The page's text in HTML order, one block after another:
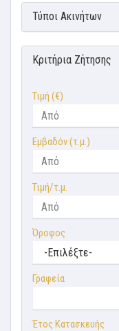
Τύποι Ακινήτων
Κριτήρια Ζήτησης
Τιμή (€)
Εμβαδόν (τ.μ.)
Τιμή/τ.μ.
Όροφος
Γραφεία
Έτος Κατασκευής